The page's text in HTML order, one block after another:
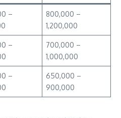
–
800,000 –
1,200,000
–
700,000 –
1,000,000
–
650,000 –
900,000